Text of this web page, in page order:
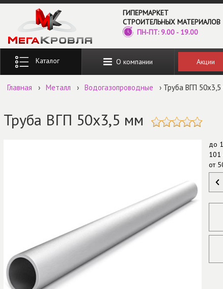
Перейти к основному содержанию
ГИПЕРМАРКЕТ
СТРОИТЕЛЬНЫХ МАТЕРИАЛОВ
ПН-ПТ: 9.00 - 19.00
О компании Акции
Введите ключевые слова для поиска
Главная › Металл › Водогазопроводные › Труба ВГП
Труба ВГП 50х3,5 мм
до
от